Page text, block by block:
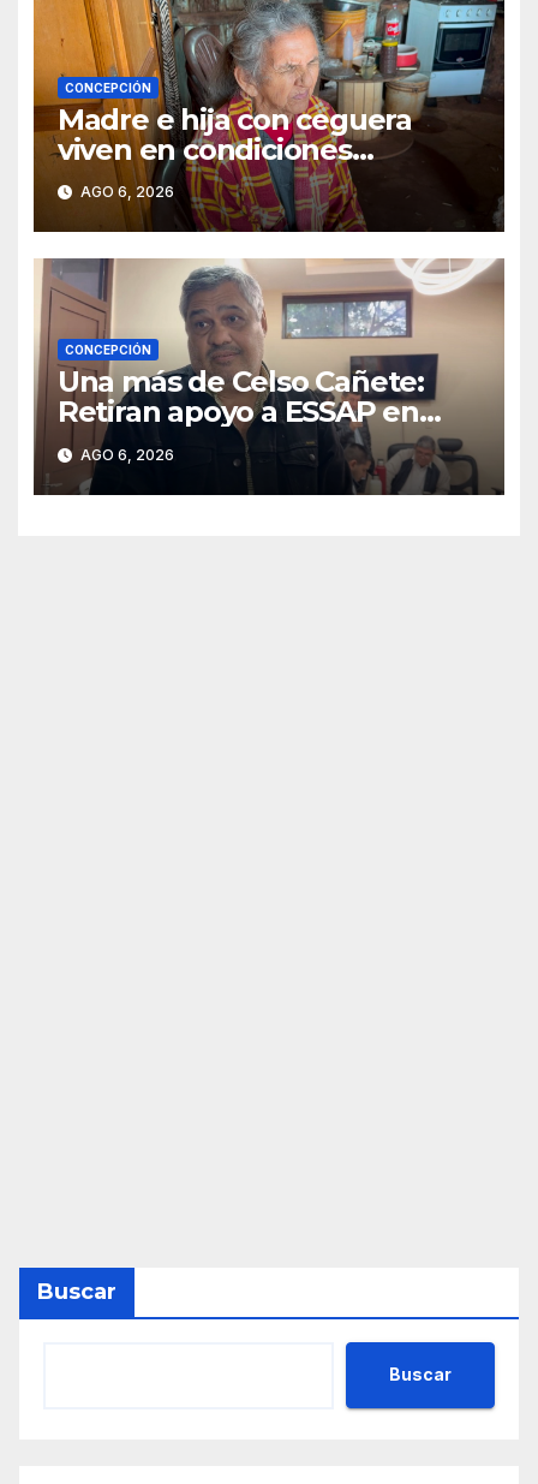
CONCEPCIÓN
Madre e hija con ceguera
viven en condiciones
precarias y vecinos impulsan
campaña solidaria para
ayudarlas
AGO 6, 2026
CONCEPCIÓN
Una más de Celso Cañete:
Retiran apoyo a ESSAP en
Concepción
AGO 6, 2026
Buscar
Buscar